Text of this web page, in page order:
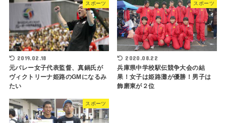
スポーツ
2019.02.18
元バレー女子代表監督、真鍋氏が
ヴィクトリーナ姫路のGMになるみ
たい
スポーツ
2020.08.22
兵庫県中学校駅伝競争大会の結
果！女子は姫路灘が優勝！男子は
飾磨東が２位
スポーツ